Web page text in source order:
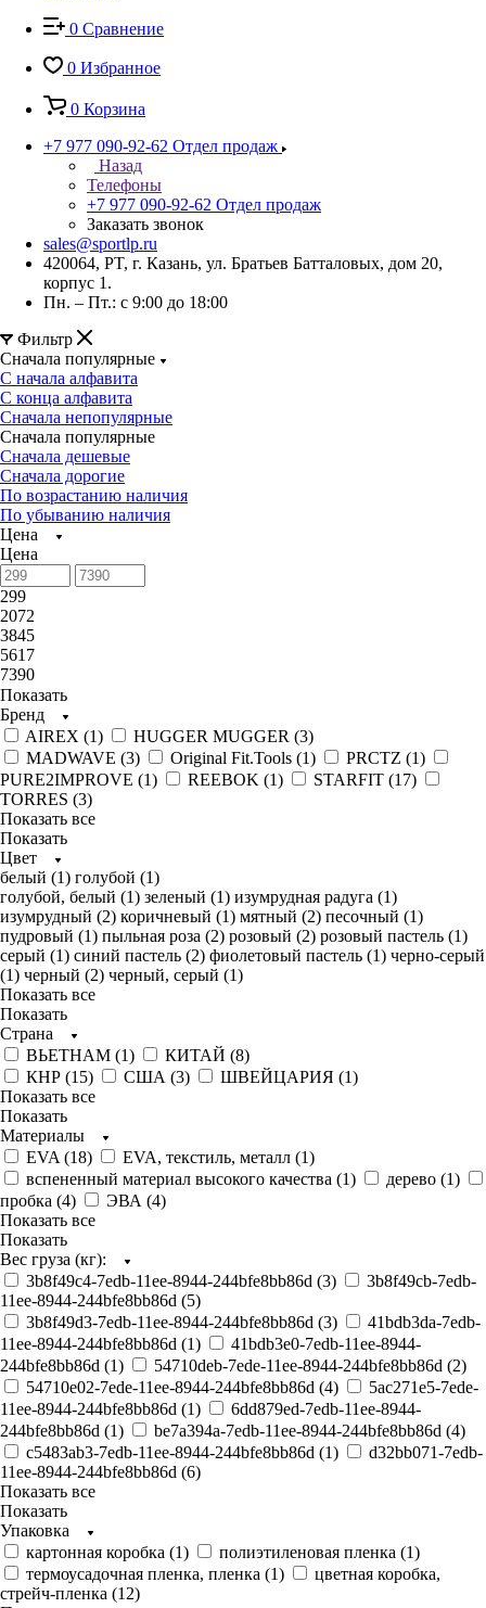
0 Сравнение
0 Избранное
0 Корзина
+7 977 090-92-62 Отдел продаж
Назад
Телефоны
+7 977 090-92-62 Отдел продаж
Заказать звонок
sales@sportlp.ru
420064, PT, г. Казань, ул. Братьев Батталовых, дом 20,
корпус 1.
Пн. – Пт.: с 9:00 до 18:00
Фильтр
Сначала популярные
С начала алфавита
С конца алфавита
Сначала непопулярные
Сначала популярные
Сначала дешевые
Сначала дорогие
По возрастанию наличия
По убыванию наличия
Цена
Цена
299
2072
3845
5617
7390
Показать
Бренд
AIREX (1) HUGGER MUGGER (3)
MADWAVE (3) Original Fit.Tools (1) PRCTZ (1)
PURE2IMPROVE (1) REEBOK (1) STARFIT (17)
TORRES (3)
Показать все
Показать
Цвет
белый (1) голубой (1)
голубой, белый (1) зеленый (1) изумрудная радуга (1)
изумрудный (2) коричневый (1) мятный (2) песочный (1)
пудровый (1) пыльная роза (2) розовый (2) розовый пастель (1)
серый (1) синий пастель (2) фиолетовый пастель (1) черно-серый
(1) черный (2) черный, серый (1)
Показать все
Показать
Страна
ВЬЕТНАМ (1) КИТАЙ (8)
КНР (15) США (3) ШВЕЙЦАРИЯ (1)
Показать все
Показать
Материалы
EVA (18) EVA, текстиль, металл (1)
вспененный материал высокого качества (1) дерево (1)
пробка (4) ЭВА (4)
Показать все
Показать
Вес груза (кг):
3b8f49c4-7edb-11ee-8944-244bfe8bb86d (3)
3b8f49cb-7edb-
11ee-8944-244bfe8bb86d (5)
3b8f49d3-7edb-11ee-8944-244bfe8bb86d (3)
41bdb3da-7edb-
11ee-8944-244bfe8bb86d (1)
41bdb3e0-7edb-11ee-8944-
244bfe8bb86d (1) 54710deb-7ede-11ee-8944-244bfe8bb86d (2)
54710e02-7ede-11ee-8944-244bfe8bb86d (4)
5ac271e5-7ede-
11ee-8944-244bfe8bb86d (1)
6dd879ed-7edb-11ee-8944-
244bfe8bb86d (1) be7a394a-7edb-11ee-8944-244bfe8bb86d (4)
c5483ab3-7edb-11ee-8944-244bfe8bb86d (1)
d32bb071-7edb-
11ee-8944-244bfe8bb86d (6)
Показать все
Показать
Упаковка
картонная коробка (1) полиэтиленовая пленка (1)
термоусадочная пленка, пленка (1)
цветная коробка,
стрейч-пленка (12)